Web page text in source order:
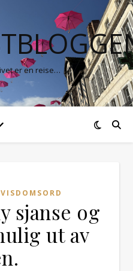
er en reise…
sjanse og
ut av